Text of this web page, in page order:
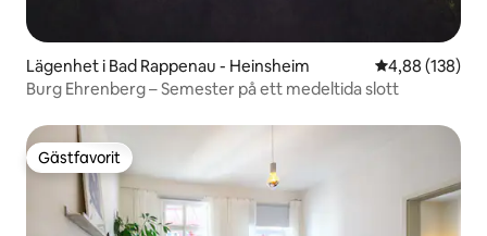
Lägenhet i Bad Rappenau - Heinsheim 4,88 av 5 i
4,88 (138)
Burg Ehrenberg – Semester på ett medeltida slott
Gästfavorit
Gästfavorit